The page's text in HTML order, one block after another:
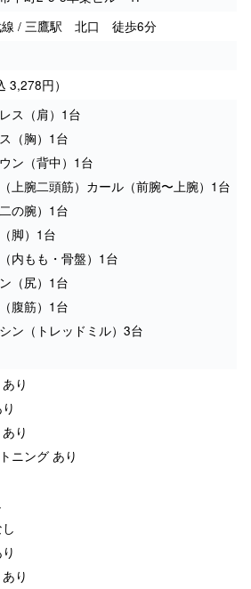
線 / 三鷹駅 北口 徒歩6分
3,278円）
ス（肩）1台
（胸）1台
ン（背中）1台
上腕二頭筋）カール（前腕〜上腕）1台
の腕）1台
脚）1台
内もも・骨盤）1台
（尻）1台
腹筋）1台
ン（トレッドミル）3台
り
り
ニング あり
り